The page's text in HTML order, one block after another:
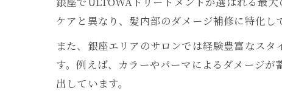
ケアと異なり、髪内部のダメージ補修に特化し
また、銀座エリアのサロンでは経験豊富なス
す。例えば、カラーやパーマによるダメージ
出しています。